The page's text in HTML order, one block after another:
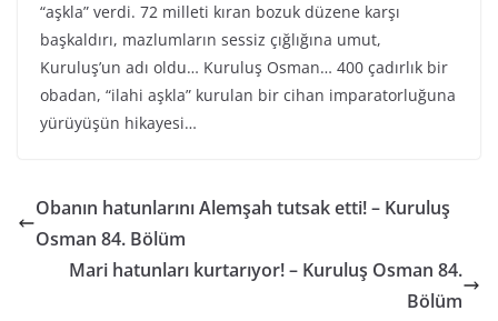
“aşkla” verdi. 72 milleti kıran bozuk düzene karşı
başkaldırı, mazlumların sessiz çığlığına umut,
Kuruluş’un adı oldu… Kuruluş Osman… 400 çadırlık bir
obadan, “ilahi aşkla” kurulan bir cihan imparatorluğuna
yürüyüşün hikayesi…
Obanın hatunlarını Alemşah tutsak etti! – Kuruluş
Osman 84. Bölüm
Mari hatunları kurtarıyor! – Kuruluş Osman 84.
Bölüm